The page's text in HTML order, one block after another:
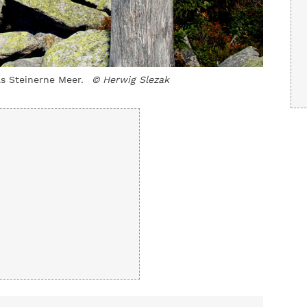
Steinerne Meer. © Herwig Slezak Der